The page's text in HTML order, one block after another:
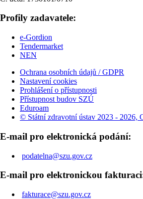
Profily zadavatele:
e-Gordion
Tendermarket
NEN
Ochrana osobních údajů / GDPR
Nastavení cookies
Prohlášení o přístupnosti
Přístupnost budov SZÚ
Eduroam
© Státní zdravotní ústav 2023 - 2026,
E-mail pro elektronická podání:
podatelna@szu.gov.cz
E-mail pro elektronickou
fakturace@szu.gov.cz